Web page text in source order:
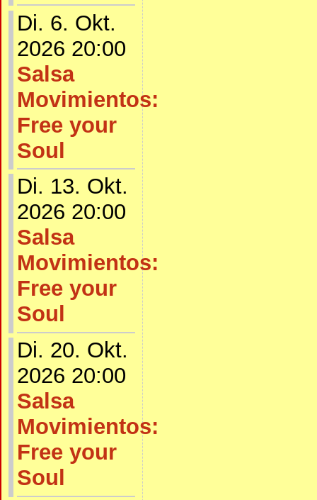
Di. 6. Okt.
2026 20:00
Salsa
Movimientos:
Free your
Soul
Di. 13. Okt.
2026 20:00
Salsa
Movimientos:
Free your
Soul
Di. 20. Okt.
2026 20:00
Salsa
Movimientos:
Free your
Soul